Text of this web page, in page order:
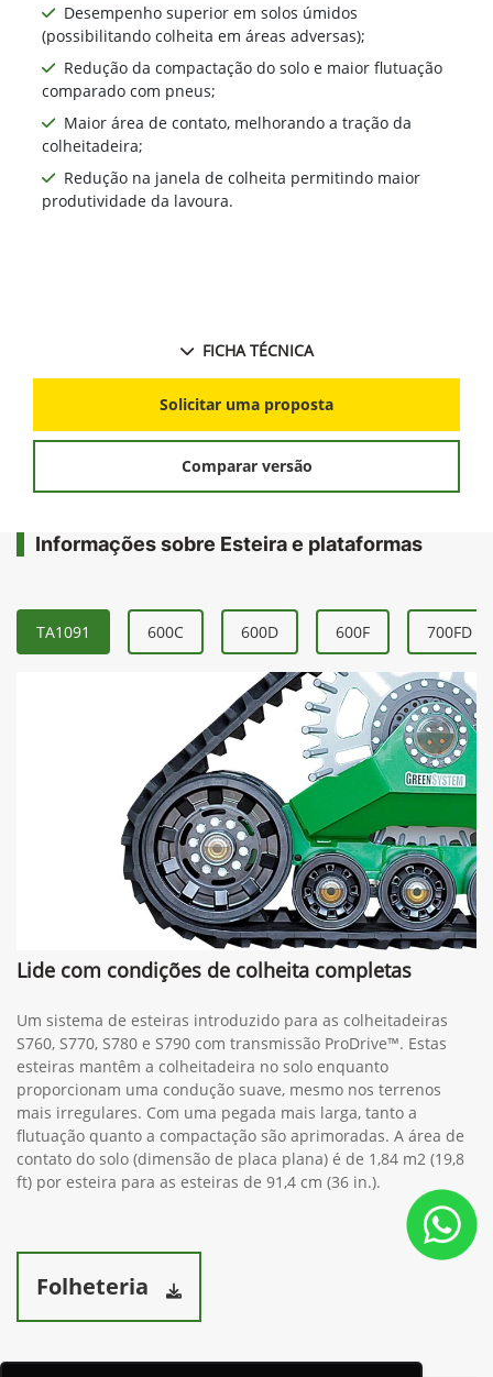
Desempenho superior em solos úmidos
(possibilitando colheita em áreas adversas);
Redução da compactação do solo e maior flutuação
comparado com pneus;
Maior área de contato, melhorando a tração da
colheitadeira;
Redução na janela de colheita permitindo maior
produtividade da lavoura.
FICHA TÉCNICA
Solicitar uma proposta
Comparar versão
Informações sobre Esteira e plataformas
TA1091 600C 600D 600F 700FD
Lide com condições de colheita completas
Um sistema de esteiras introduzido para as colheitadeiras
S760, S770, S780 e S790 com transmissão ProDrive™. Estas
esteiras mantêm a colheitadeira no solo enquanto
proporcionam uma condução suave, mesmo nos terrenos
mais irregulares. Com uma pegada mais larga, tanto a
flutuação quanto a compactação são aprimoradas. A área de
contato do solo (dimensão de placa plana) é de 1,84 m2 (19,8
ft) por esteira para as esteiras de 91,4 cm (36 in.).
Folheteria